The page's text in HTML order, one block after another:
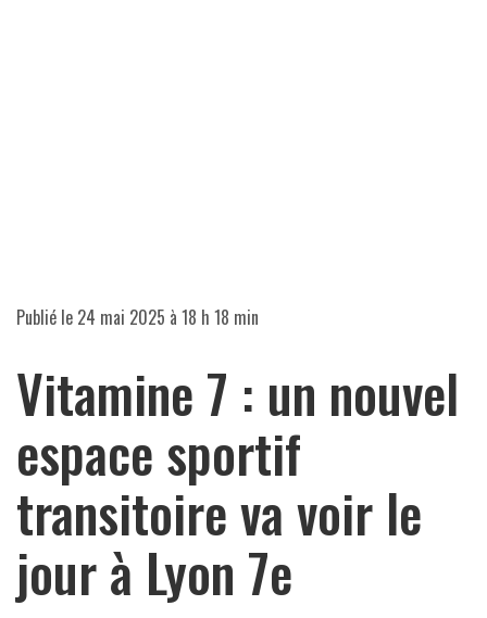
Publié le 24 mai 2025 à 18 h 18 min
Vitamine 7 : un nouvel
espace sportif
transitoire va voir le
jour à Lyon 7e